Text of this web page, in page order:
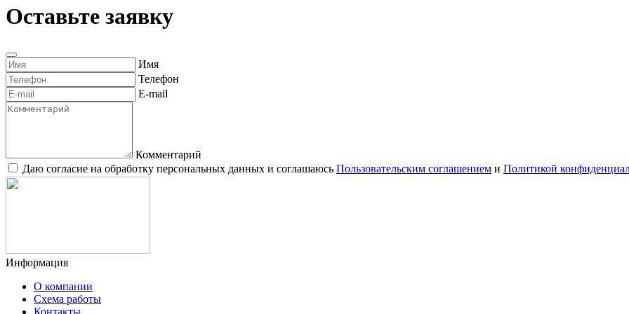
Оставьте заявку
Имя
Телефон
Комментарий
Даю согласие на обработку персональных данных и соглашаюсь
О компании
Схема работы